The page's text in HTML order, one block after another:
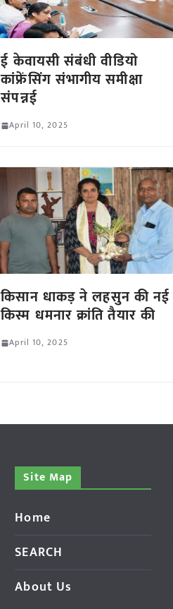
ई केवायसी संबंधी वीडियो
कांफ्रेंसिंग संभागीय समीक्षा
संपन्नई
April 10, 2025
किसान धाकड़ ने लहसुन की नई
किस्म धमनार क्रांति तैयार की
April 10, 2025
Site Map
Home
SEARCH
About Us